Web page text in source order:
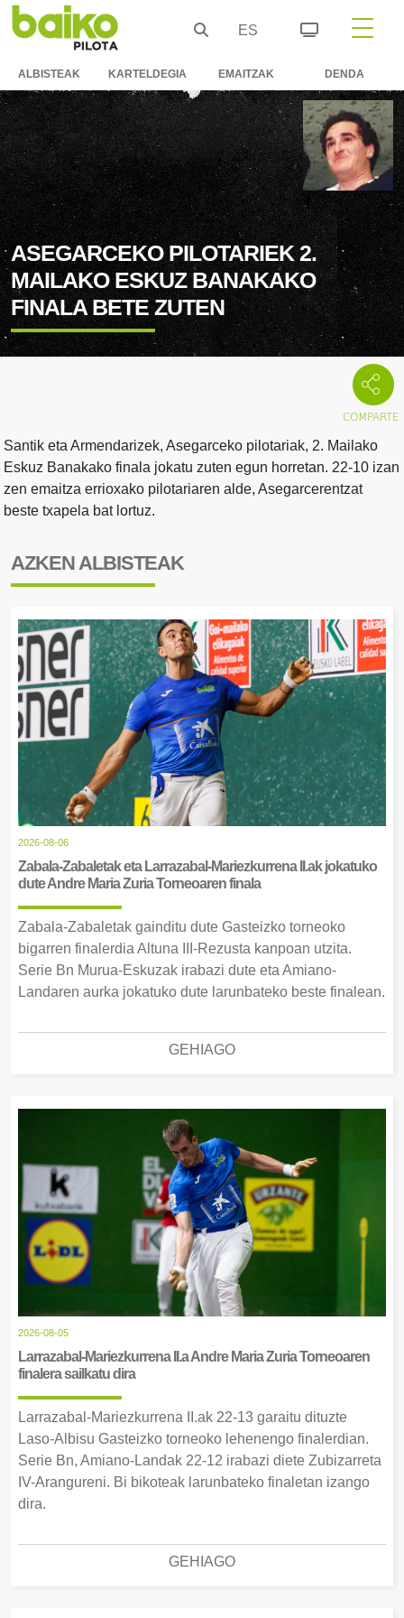
ES
ALBISTEAK KARTELDEGIA EMAITZAK DENDA
ASEGARCEKO PILOTARIEK 2.
MAILAKO ESKUZ BANAKAKO
FINALA BETE ZUTEN
Santik eta Armendarizek, Asegarceko pilotariak, 2. Mailako
Eskuz Banakako finala jokatu zuten egun horretan. 22-10 izan
zen emaitza errioxako pilotariaren alde, Asegarcerentzat
beste txapela bat lortuz.
AZKEN ALBISTEAK
2026-08-06
Zabala-Zabaletak eta Larrazabal-Mariezkurrena II.ak jokatuko
dute Andre Maria Zuria Torneoaren finala
Zabala-Zabaletak gainditu dute Gasteizko torneoko
bigarren finalerdia Altuna III-Rezusta kanpoan utzita.
Serie Bn Murua-Eskuzak irabazi dute eta Amiano-
Landaren aurka jokatuko dute larunbateko beste finalean.
GEHIAGO
2026-08-05
Larrazabal-Mariezkurrena II.a Andre Maria Zuria Torneoaren
finalera sailkatu dira
Larrazabal-Mariezkurrena II.ak 22-13 garaitu dituzte
Laso-Albisu Gasteizko torneoko lehenengo finalerdian.
Serie Bn, Amiano-Landak 22-12 irabazi diete Zubizarreta
IV-Arangureni. Bi bikoteak larunbateko finaletan izango
dira.
GEHIAGO